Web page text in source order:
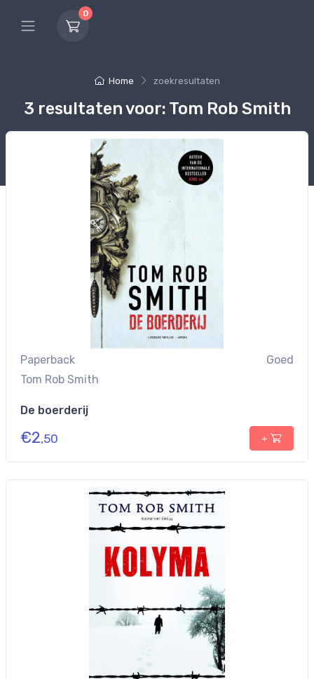
0
Home zoekresultaten
3 resultaten voor: Tom Rob Smith
Paperback
Goed
Tom Rob Smith
De boerderij
€2,50 +